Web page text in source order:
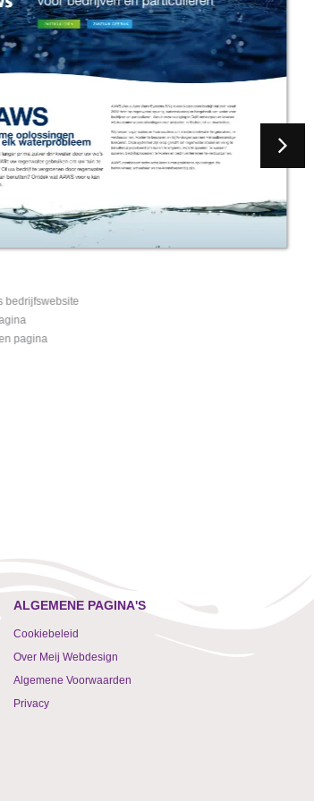
ALGEMENE PAGINA'S
Cookiebeleid
Over Meij Webdesign
Algemene Voorwaarden
Privacy